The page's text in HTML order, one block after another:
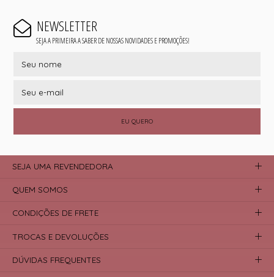
NEWSLETTER
SEJA A PRIMEIRA A SABER DE NOSSAS NOVIDADES E PROMOÇÕES!
EU QUERO
SEJA UMA REVENDEDORA
QUEM SOMOS
CONDIÇÕES DE FRETE
TROCAS E DEVOLUÇÕES
DÚVIDAS FREQUENTES